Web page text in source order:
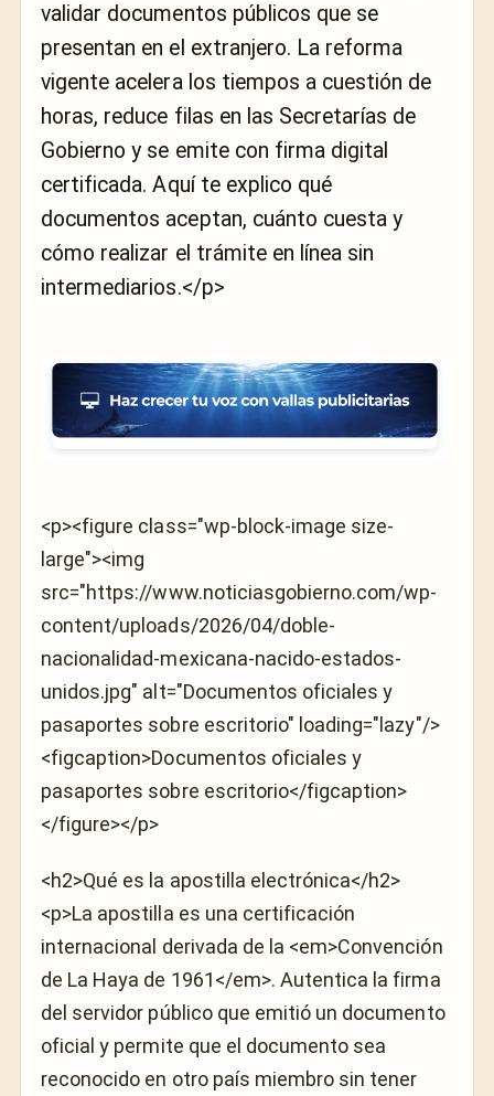
validar documentos públicos que se
presentan en el extranjero. La reforma
vigente acelera los tiempos a cuestión de
horas, reduce filas en las Secretarías de
Gobierno y se emite con firma digital
certificada. Aquí te explico qué
documentos aceptan, cuánto cuesta y
cómo realizar el trámite en línea sin
intermediarios.</p>
<p><figure class="wp-block-image size-
large"><img
src="https://www.noticiasgobierno.com/wp-
content/uploads/2026/04/doble-
nacionalidad-mexicana-nacido-estados-
unidos.jpg" alt="Documentos oficiales y
pasaportes sobre escritorio" loading="lazy"/>
<figcaption>Documentos oficiales y
pasaportes sobre escritorio</figcaption>
</figure></p>
<h2>Qué es la apostilla electrónica</h2>
<p>La apostilla es una certificación
internacional derivada de la <em>Convención
de La Haya de 1961</em>. Autentica la firma
del servidor público que emitió un documento
oficial y permite que el documento sea
reconocido en otro país miembro sin tener